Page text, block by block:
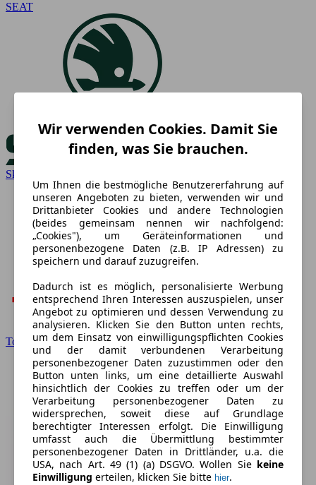
SEAT
Skoda
Toyota
Wir verwenden Cookies. Damit Sie
finden, was Sie brauchen.
Um Ihnen die bestmögliche Benutzererfahrung auf
unseren Angeboten zu bieten, verwenden wir und
Drittanbieter Cookies und andere Technologien
(beides gemeinsam nennen wir nachfolgend:
„Cookies"), um Geräteinformationen und
personenbezogene Daten (z.B. IP Adressen) zu
speichern und darauf zuzugreifen.
Dadurch ist es möglich, personalisierte Werbung
entsprechend Ihren Interessen auszuspielen, unser
Angebot zu optimieren und dessen Verwendung zu
analysieren. Klicken Sie den Button unten rechts,
um dem Einsatz von einwilligungspflichten Cookies
und der damit verbundenen Verarbeitung
personenbezogener Daten zuzustimmen oder den
Button unten links, um eine detaillierte Auswahl
hinsichtlich der Cookies zu treffen oder um der
Verarbeitung personenbezogener Daten zu
widersprechen, soweit diese auf Grundlage
berechtigter Interessen erfolgt. Die Einwilligung
umfasst auch die Übermittlung bestimmter
personenbezogener Daten in Drittländer, u.a. die
USA, nach Art. 49 (1) (a) DSGVO. Wollen Sie keine
Einwilligung erteilen, klicken Sie bitte hier.